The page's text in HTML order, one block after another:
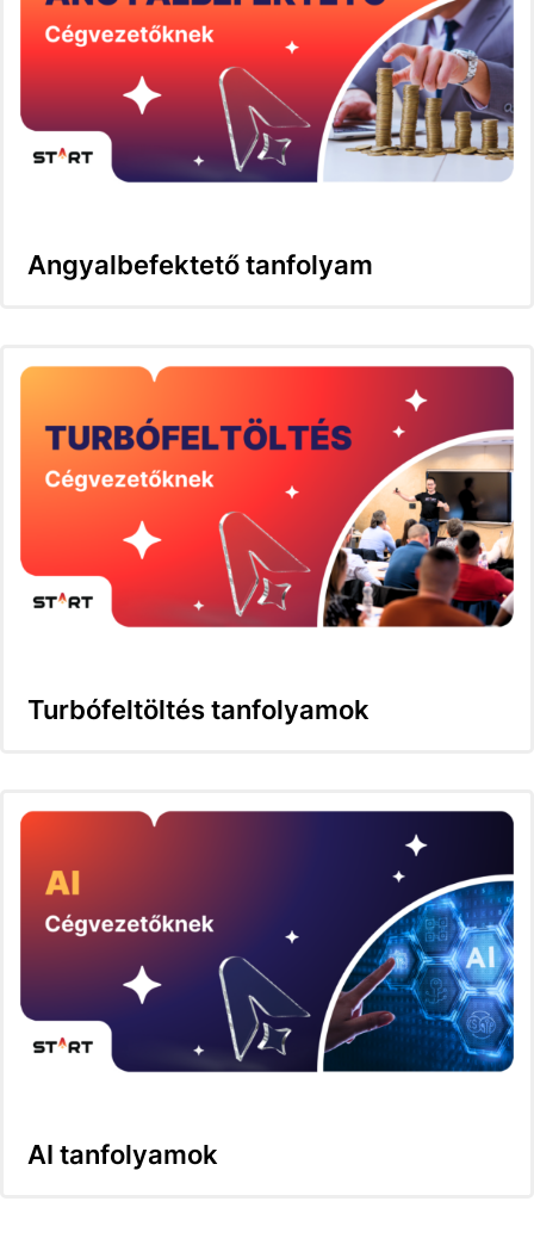
Angyalbefektető tanfolyam
Turbófeltöltés tanfolyamok
AI tanfolyamok